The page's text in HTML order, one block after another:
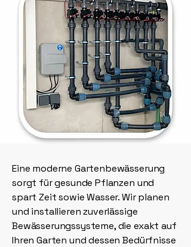
Eine moderne Gartenbewässerung
sorgt für gesunde Pflanzen und
spart Zeit sowie Wasser. Wir planen
und installieren zuverlässige
Bewässerungssysteme, die exakt auf
Ihren Garten und dessen Bedürfnisse